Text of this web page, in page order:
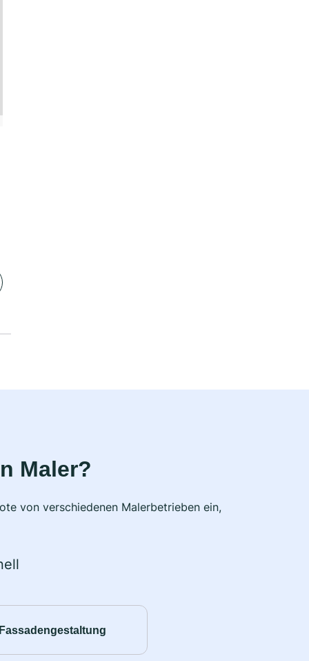
Maler?
von verschiedenen Malerbetrieben ein,